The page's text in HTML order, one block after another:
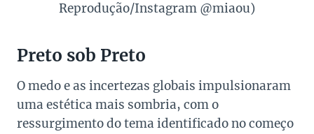
Reprodução/Instagram @miaou)
Preto sob Preto
O medo e as incertezas globais impulsionaram
uma estética mais sombria, com o
ressurgimento do tema identificado no começo